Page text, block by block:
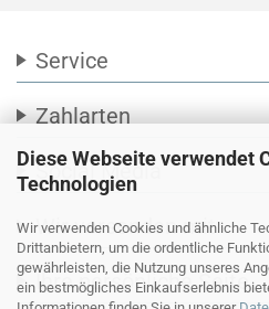
Diese Webseite verwendet
Technologien
Wir verwenden Cookies und ähnliche
Drittanbietern, um die ordentliche
gewährleisten, die Nutzung unseres
ein bestmögliches Einkaufserlebnis
Service
Zahlarten
Social Media
Wir versenden mit
Ihre persönliche Seite